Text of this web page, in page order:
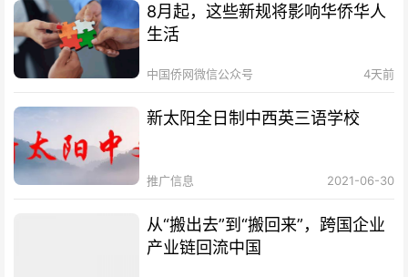
8月起，这些新规将影响华侨华人
生活
中国侨网微信公众号 4天前
新太阳全日制中西英三语学校
推广信息 2021-06-30
从“搬出去”到“搬回来”，跨国企业
产业链回流中国